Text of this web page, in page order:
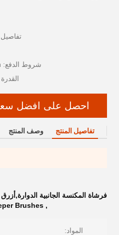
شروط الدفع: L/C، D/P، T/T، Western Union
القدرة
احصل على افضل
تفاصيل المنتج وصف المنتج
فرشاة المكنسة الجانبية الدوارة,أزرق PP ألياف البلاستيك فرشاة مسح
,
Brushes
المواد: